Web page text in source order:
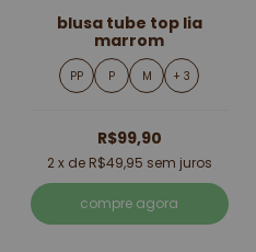
blusa tube top lia
marrom
PP P M + 3
R$99,90
2x de R$49,95 sem juros
compre agora